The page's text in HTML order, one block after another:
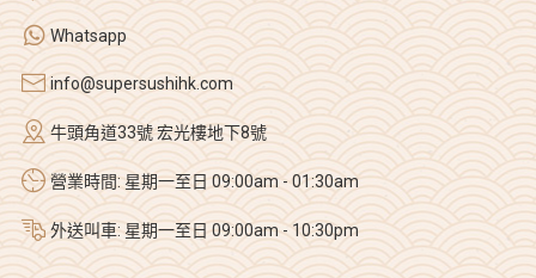
Whatsapp
info@supersushihk.com
牛頭角道33號 宏光樓地下8號
營業時間: 星期一至日 09:00am - 01:30am
外送叫車: 星期一至日 09:00am - 10:30pm